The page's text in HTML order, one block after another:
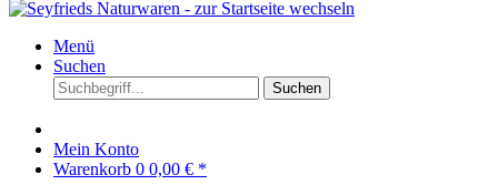
Menü
Suchen
Suchen
Mein Konto
Warenkorb 0 0,00 € *